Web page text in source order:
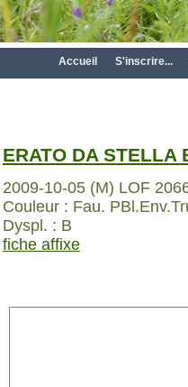
Accueil S'inscrire...
ERATO DA STELLA
2009-10-05 (M) LOF
Couleur : Fau.
Dyspl. : B
fiche affixe